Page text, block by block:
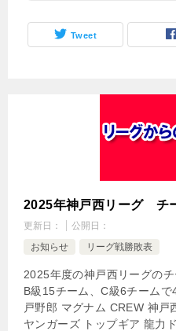
Tweet
2025年神戸西リーグ チ
更新日：
公開日：
お知らせ
リーグ戦勝敗表
2025年度の神戸西リーグの
B級15チーム、C級6チーム
戸野郎 マグナム CREW 神
ヤンガーズ トップギア 龍力